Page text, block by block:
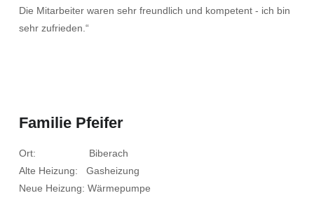
Die Mitarbeiter waren sehr freundlich und kompetent - ich bin
sehr zufrieden.“
Familie Pfeifer
Ort: Biberach
Alte Heizung: Gasheizung
Neue Heizung: Wärmepumpe